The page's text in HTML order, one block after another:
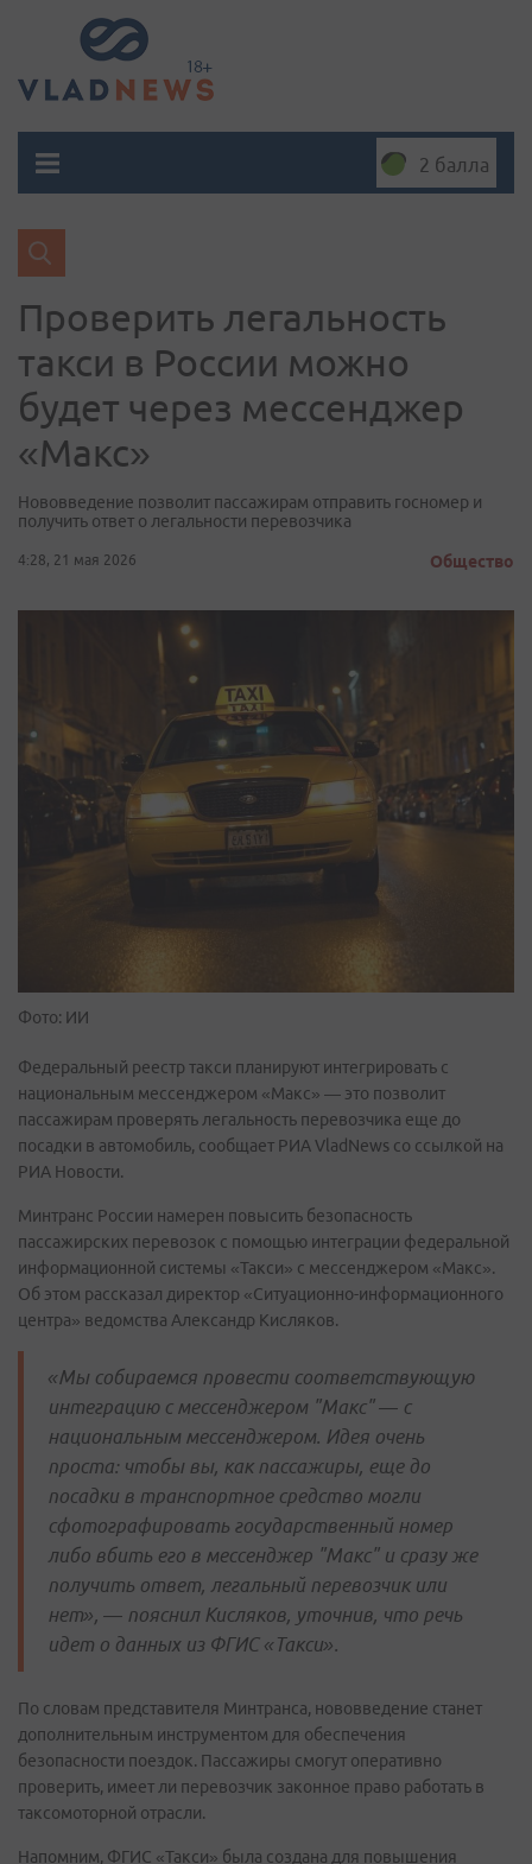
2 балла
Проверить легальность
такси в России можно
будет через мессенджер
«Макс»
Нововведение позволит пассажирам отправить госномер и
получить ответ о легальности перевозчика
4:28, 21 мая 2026 Общество
Фото: ИИ
Федеральный реестр такси планируют интегрировать с
национальным мессенджером «Макс» — это позволит
пассажирам проверять легальность перевозчика еще до
посадки в автомобиль, сообщает РИА VladNews со ссылкой на
РИА Новости.
Минтранс России намерен повысить безопасность
пассажирских перевозок с помощью интеграции федеральной
информационной системы «Такси» с мессенджером «Макс».
Об этом рассказал директор «Ситуационно-информационного
центра» ведомства Александр Кисляков.
«Мы собираемся провести соответствующую
интеграцию с мессенджером "Макс" — с
национальным мессенджером. Идея очень
проста: чтобы вы, как пассажиры, еще до
посадки в транспортное средство могли
сфотографировать государственный номер
либо вбить его в мессенджер "Макс" и сразу же
получить ответ, легальный перевозчик или
нет», — пояснил Кисляков, уточнив, что речь
идет о данных из ФГИС «Такси».
По словам представителя Минтранса, нововведение станет
дополнительным инструментом для обеспечения
безопасности поездок. Пассажиры смогут оперативно
проверить, имеет ли перевозчик законное право работать в
таксомоторной отрасли.
Напомним, ФГИС «Такси» была создана для повышения